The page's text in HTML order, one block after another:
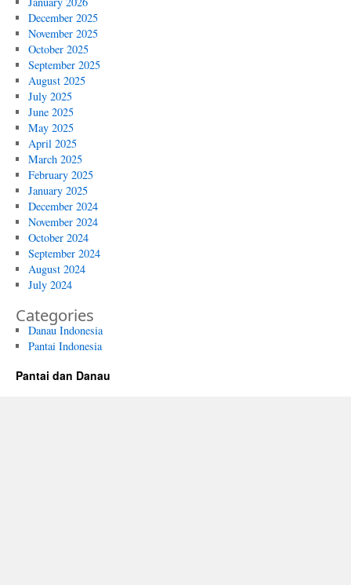
December 2025
November 2025
October 2025
September 2025
August 2025
July 2025
June 2025
May 2025
April 2025
March 2025
February 2025
January 2025
December 2024
November 2024
October 2024
September 2024
August 2024
July 2024
Categories
Danau Indonesia
Pantai Indonesia
Pantai dan Danau